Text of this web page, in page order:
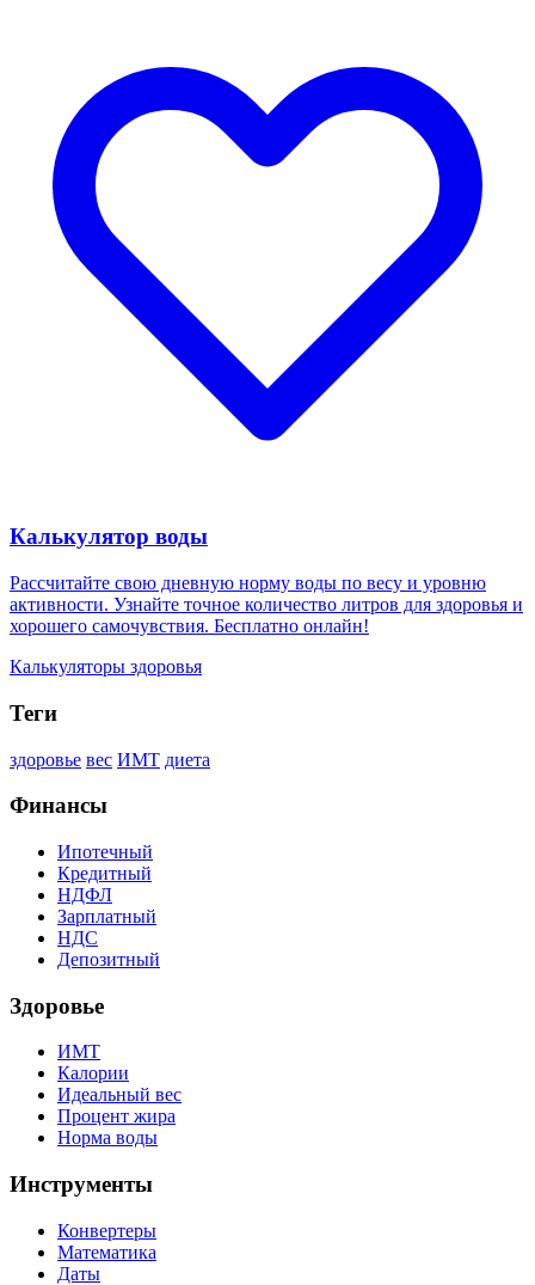
Калькулятор воды
Рассчитайте свою дневную норму воды по весу и уровню
активности. Узнайте точное количество литров для здоровья и
хорошего самочувствия. Бесплатно онлайн!
Калькуляторы здоровья
Теги
здоровье вес ИМТ диета
Финансы
Ипотечный
Кредитный
НДФЛ
Зарплатный
НДС
Депозитный
Здоровье
ИМТ
Калории
Идеальный вес
Процент жира
Норма воды
Инструменты
Конвертеры
Математика
Даты